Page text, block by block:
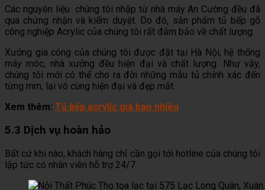
Các nguyên liệu chúng tôi nhập từ nhà máy An Cường đều đã
qua chứng nhận và kiểm duyệt. Do đó, sản phẩm tủ bếp gỗ
công nghiệp Acrylic của chúng tôi rất đảm bảo về chất lượng.
Xưởng gia công của chúng tôi được đặt tại Hà Nội, hệ thống
máy móc, nhà xưởng đều hiện đại và chất lượng. Như vậy,
chúng tôi mới có thể cho ra đời những mẫu tủ chính xác đến
từng mm, lại vô cùng hiện đại và đẹp mắt.
Xem thêm: Tủ bếp acrylic giá bao nhiêu
5.3 Dịch vụ hoàn hảo
Bất cứ khi nào, khách hàng chỉ cần gọi tới hotline của chúng tôi
lập tức có nhân viên hỗ trợ 24/7.